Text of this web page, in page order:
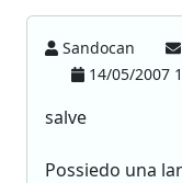
Sandocan
14/05/2007
salve
Possiedo una